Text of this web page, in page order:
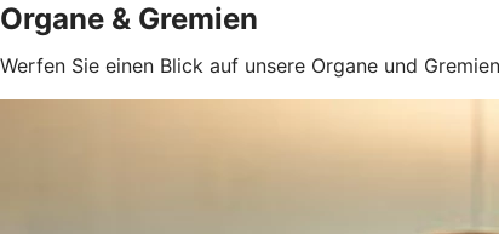
Organe & Gremien
Werfen Sie einen Blick auf unsere Organe und